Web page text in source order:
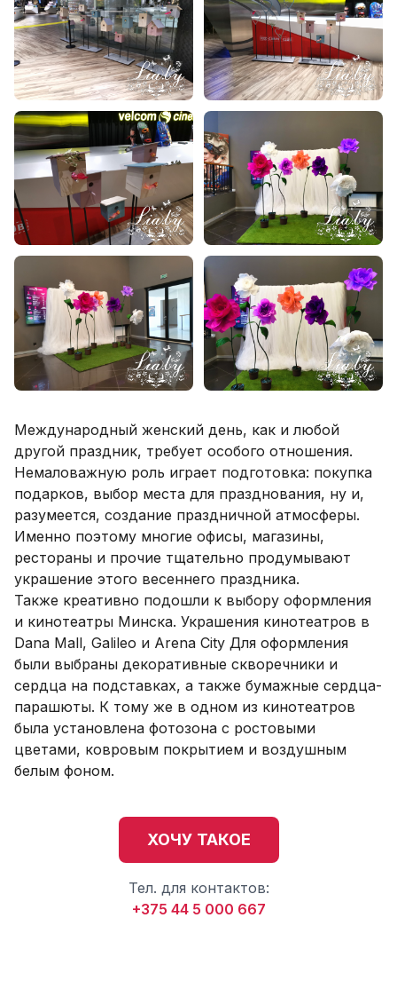
Международный женский день, как и любой
другой праздник, требует особого отношения.
Немаловажную роль играет подготовка: покупка
подарков, выбор места для празднования, ну и,
разумеется, создание праздничной атмосферы.
Именно поэтому многие офисы, магазины,
рестораны и прочие тщательно продумывают
украшение этого весеннего праздника.
Также креативно подошли к выбору оформления
и кинотеатры Минска. Украшения кинотеатров в
Dana Mall, Galileo и Arena City Для оформления
были выбраны декоративные скворечники и
сердца на подставках, а также бумажные сердца-
парашюты. К тому же в одном из кинотеатров
была установлена фотозона с ростовыми
цветами, ковровым покрытием и воздушным
белым фоном.
ХОЧУ ТАКОЕ
Тел. для контактов:
+375 44 5 000 667